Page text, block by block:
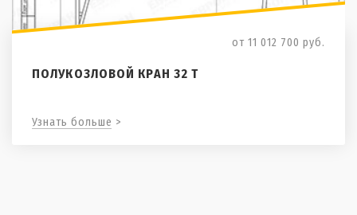
от 11 012 700 руб.
ПОЛУКОЗЛОВОЙ КРАН 32 Т
Узнать больше >